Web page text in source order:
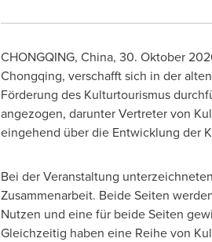
CHONGQING, China, 30. Oktober
Chongqing, verschafft sich in der
Förderung des Kulturtourismus
angezogen, darunter Vertreter von
eingehend über die Entwicklung der
Bei der Veranstaltung
Zusammenarbeit. Beide Seiten
Nutzen und eine für beide Seiten
Gleichzeitig haben eine Reihe von